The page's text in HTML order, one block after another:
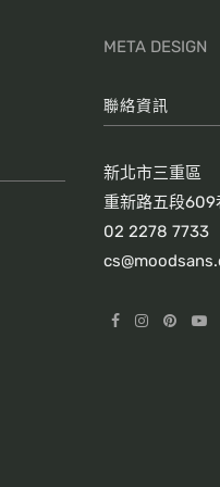
META DESIGN
聯絡資訊
新北市三重區
重新路五段609
02 2278 7733